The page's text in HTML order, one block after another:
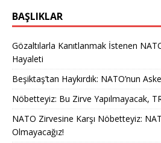
BAŞLIKLAR
Gözaltılarla Kanıtlanmak İstenen
Hayaleti
Beşiktaş’tan Haykırdık: NATO’nun
Nöbetteyiz: Bu Zirve Yapılmayacak,
NATO Zirvesine Karşı Nöbetteyiz:
Olmayacağız!